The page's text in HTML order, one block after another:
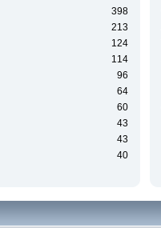
398
213
124
114
96
64
60
43
43
40